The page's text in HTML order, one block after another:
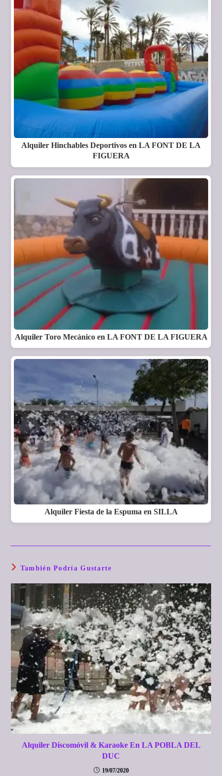
Alquiler Hinchables Deportivos en LA FONT DE LA
FIGUERA
Alquiler Toro Mecánico en LA FONT DE LA FIGUERA
Alquiler Fiesta de la Espuma en SILLA
También Podría Gustarte
Alquiler Discomóvil & Karaoke En LA POBLA DEL
DUC
19/07/2020